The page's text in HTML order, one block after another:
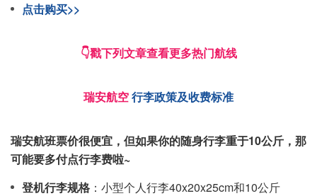
点击购买>>
👇戳下列文章查看更多热门航线
瑞安航空行李政策及收费标准
瑞安航班票价很便宜，但如果你的随身行李重于10公斤，那
可能要多付点行李费啦~
登机行李规格 ：小型个人行李40x20x25cm和10公斤